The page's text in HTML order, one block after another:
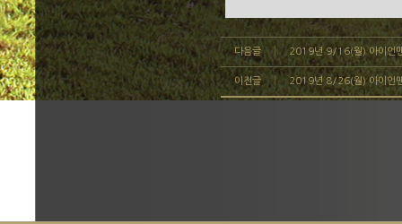
다음글 2019년 9/16(월) 아이언
이전글 2019년 8/26(월) 아이언